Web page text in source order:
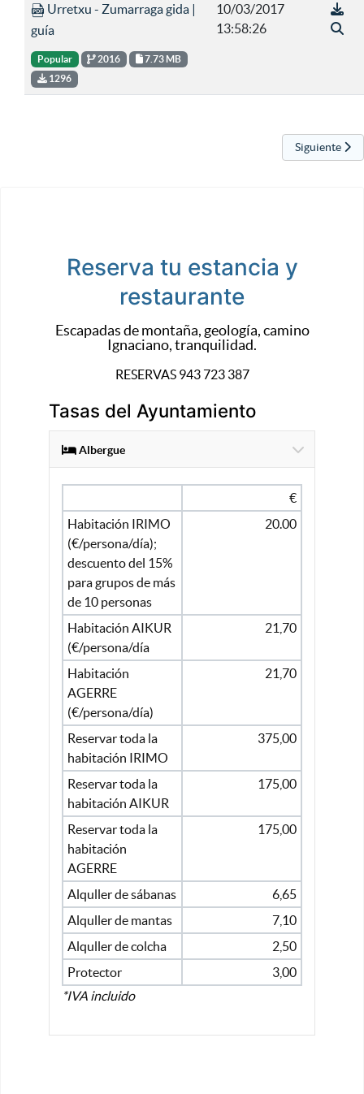
Urretxu - Zumarraga gida |
guía
Popular 2016
7.73 MB
1296
10/03/2017
13:58:26
Artículo
Siguiente
Reserva tu estancia y
restaurante
Escapadas de montaña, geología, camino
Ignaciano, tranquilidad.
RESERVAS 943 723 387
Tasas del Ayuntamiento
Albergue
€
Habitación IRIMO
(€/persona/día);
descuento del 15%
para grupos de más
de 10 personas
20.00
Habitación AIKUR
(€/persona/día
21,70
Habitación
AGERRE
(€/persona/día)
21,70
Reservar toda la
habitación IRIMO
375,00
Reservar toda la
habitación AIKUR
175,00
Reservar toda la
habitación
AGERRE
175,00
Alquller de sábanas
6,65
Alquller de mantas
7,10
Alquller de colcha
2,50
Protector
3,00
*IVA incluido